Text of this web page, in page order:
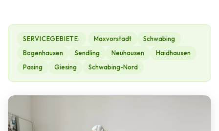
SERVICEGEBIETE: Maxvorstadt
Schwabing
Bogenhausen
Sendling Neuhausen
Haidhausen
Pasing
Giesing Schwabing-Nord